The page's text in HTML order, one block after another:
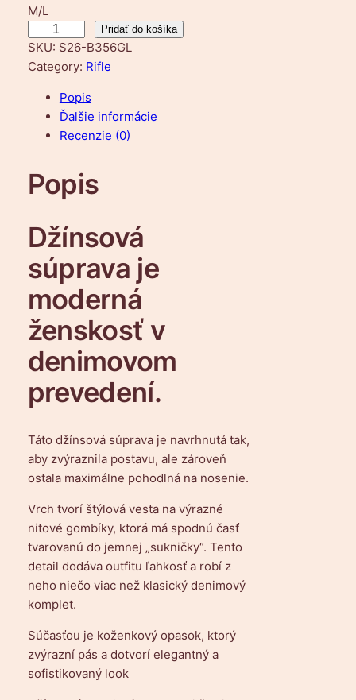
M/L
n
o
D
o
v
á
s
ú
p
r
a
a
J
o
l
l
e
n
Pridať do košíka
SKU: S26-B356GL
Category: Rifle
Popis
Ďalšie informácie
Recenzie (0)
Popis
Džínsová
súprava je
moderná
ženskosť v
denimovom
prevedení.
Táto džínsová súprava je navrhnutá tak,
aby zvýraznila postavu, ale zároveň
ostala maximálne pohodlná na nosenie.
Vrch tvorí štýlová vesta na výrazné
nitové gombíky, ktorá má spodnú časť
tvarovanú do jemnej „sukničky“. Tento
detail dodáva outfitu ľahkosť a robí z
neho niečo viac než klasický denimový
komplet.
Súčasťou je koženkový opasok, ktorý
zvýrazní pás a dotvorí elegantný a
sofistikovaný look